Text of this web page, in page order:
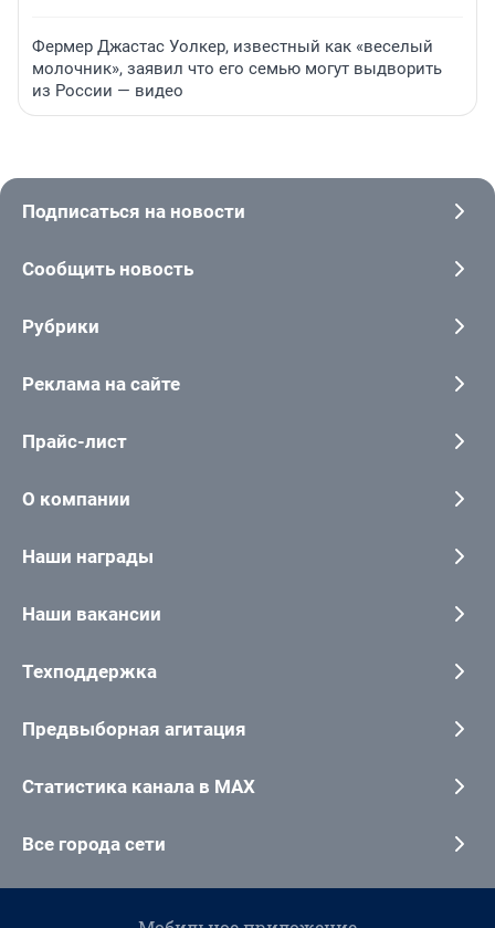
Фермер Джастас Уолкер, известный как «веселый
молочник», заявил что его семью могут выдворить
из России — видео
Подписаться на новости
Сообщить новость
Рубрики
Реклама на сайте
Прайс-лист
О компании
Наши награды
Наши вакансии
Техподдержка
Предвыборная агитация
Статистика канала в MAX
Все города сети